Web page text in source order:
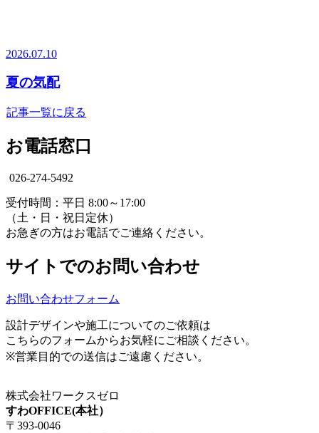
2026.07.10
夏の気配
記事一覧に戻る
お電話窓口
026-274-5492
受付時間：平日 8:00～17:00
（土・日・祝日定休）
お急ぎの方はお電話でご連絡ください。
サイトでのお問い合わせ
お問い合わせフォーム
設計デザインや施工についてのご依頼は
こちらのフォームからお気軽にご相談ください。
※営業目的での送信はご遠慮ください。
株式会社ワークスゼロ
すわOFFICE(本社）
〒393-0046